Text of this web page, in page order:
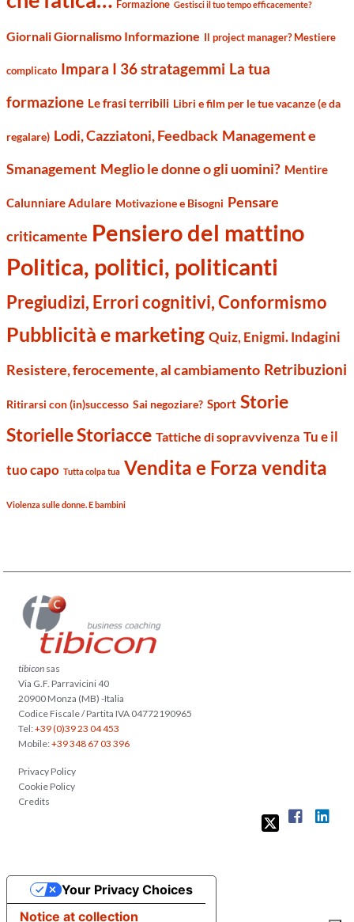
Formazione Gestisci il tuo tempo efficacemente?
Giornali Giornalismo Informazione Il project manager? Mestiere
complicato Impara I 36 stratagemmi La tua
formazione Le frasi terribili Libri e film per le tue vacanze (e da
regalare) Lodi, Cazziatoni, Feedback Management e
Smanagement Meglio le donne o gli uomini? Mentire
Calunniare Adulare Motivazione e Bisogni Pensare
criticamente Pensiero del mattino
Politica, politici, politicanti
Pregiudizi, Errori cognitivi, Conformismo
Pubblicità e marketing Quiz, Enigmi. Indagini
Resistere, ferocemente, al cambiamento Retribuzioni
Ritirarsi con (in)successo Sai negoziare? Sport Storie
Storielle Storiacce Tattiche di sopravvivenza Tu e il
tuo capo Tutta colpa tua Vendita e Forza vendita
Violenza sulle donne. E bambini
tibicon sas
Via G.F. Parravicini 40
20900 Monza (MB) -Italia
Codice Fiscale / Partita IVA 04772190965
Tel:+39 (0)39 23 04 453
Mobile:+39 348 67 03 396
Privacy Policy
Cookie Policy
Credits
Notice at collection
Your Privacy Choices